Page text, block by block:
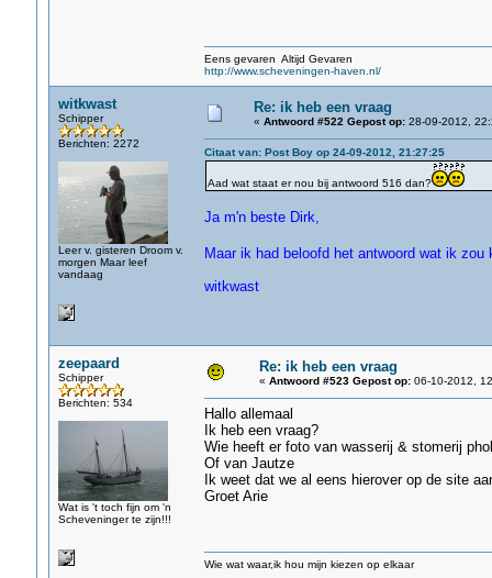
Eens gevaren Altijd Gevaren
http://www.scheveningen-haven.nl/
witkwast
Schipper
Berichten: 2272
Leer v. gisteren Droom v.
morgen Maar leef
vandaag
Re: ik heb een vraag
« Antwoord #522 Gepost op:28-09-2012,
Citaat van: Post Boy op 24-09-2012, 21:27:25
Aad wat staat er nou bij antwoord 516 dan?
Ja m'n beste Dirk,
Maar ik had beloofd het antwoord wat ik
witkwast
zeepaard
Schipper
Berichten: 534
Wat is 't toch fijn om 'n
Scheveninger te zijn!!!
Re: ik heb een vraag
« Antwoord #523 Gepost op:06-10-2012,
Hallo allemaal
Ik heb een vraag?
Wie heeft er foto van wasserij & stomerij
Of van Jautze
Ik weet dat we al eens hierover op de site
Groet Arie
Wie wat waar,ik hou mijn kiezen op elkaar